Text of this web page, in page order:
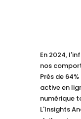
En 2024,
nos
Près de
active en
numérique
L'Insights